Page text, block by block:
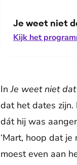
Je weet niet
Kijk het
InJe weet niet
dat het dates zijn.
dát hij was
‘Mart, hoop dat
moest even aan